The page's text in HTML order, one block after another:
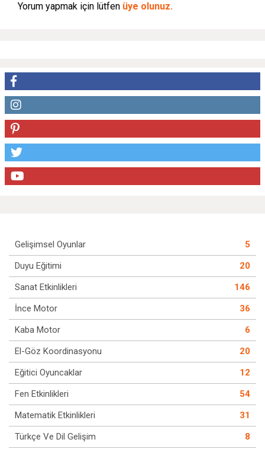
Yorum yapmak için lütfen üye olunuz.
Gelişimsel Oyunlar
5
Duyu Eğitimi
20
Sanat Etkinlikleri
146
İnce Motor
36
Kaba Motor
6
El-Göz Koordinasyonu
20
Eğitici Oyuncaklar
12
Fen Etkinlikleri
54
Matematik Etkinlikleri
31
Türkçe Ve Dil Gelişim
8